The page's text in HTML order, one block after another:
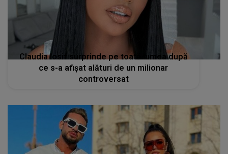
Claudia Iosif surprinde pe toată lumea după
ce s-a afișat alături de un milionar
controversat